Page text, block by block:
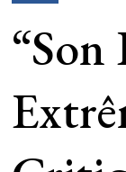
“Son